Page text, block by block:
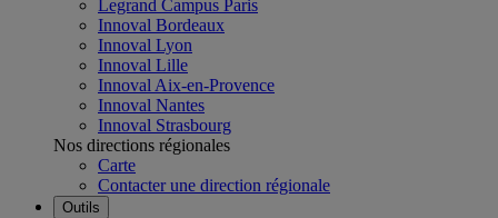
Legrand Campus Paris
Innoval Bordeaux
Innoval Lyon
Innoval Lille
Innoval Aix-en-Provence
Innoval Nantes
Innoval Strasbourg
Nos directions régionales
Carte
Contacter une direction régionale
Outils